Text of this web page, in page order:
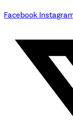
Facebook